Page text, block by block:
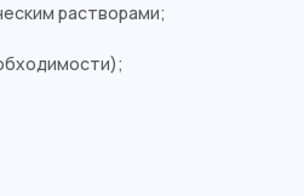
растворами;